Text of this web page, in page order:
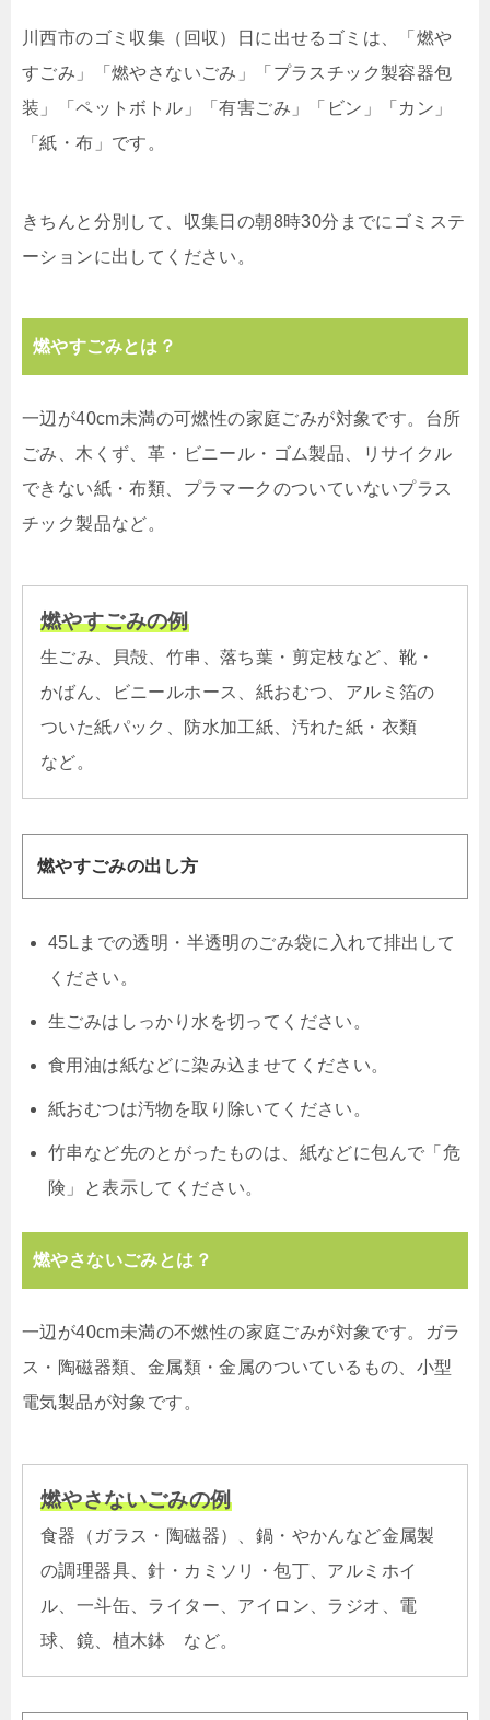
川西市のゴミ収集（回収）日に出せるゴミは、「燃や
すごみ」「燃やさないごみ」「プラスチック製容器包
装」「ペットボトル」「有害ごみ」「ビン」「カン」
「紙・布」です。
きちんと分別して、収集日の朝8時30分までにゴミステ
ーションに出してください。
燃やすごみとは？
一辺が40cm未満の可燃性の家庭ごみが対象です。台所
ごみ、木くず、革・ビニール・ゴム製品、リサイクル
できない紙・布類、プラマークのついていないプラス
チック製品など。
燃やすごみの例
生ごみ、貝殻、竹串、落ち葉・剪定枝など、靴・
かばん、ビニールホース、紙おむつ、アルミ箔の
ついた紙パック、防水加工紙、汚れた紙・衣類
など。
燃やすごみの出し方
45Lまでの透明・半透明のごみ袋に入れて排出して
ください。
生ごみはしっかり水を切ってください。
食用油は紙などに染み込ませてください。
紙おむつは汚物を取り除いてください。
竹串など先のとがったものは、紙などに包んで「危
険」と表示してください。
燃やさないごみとは？
一辺が40cm未満の不燃性の家庭ごみが対象です。ガラ
ス・陶磁器類、金属類・金属のついているもの、小型
電気製品が対象です。
燃やさないごみの例
食器（ガラス・陶磁器）、鍋・やかんなど金属製
の調理器具、針・カミソリ・包丁、アルミホイ
ル、一斗缶、ライター、アイロン、ラジオ、電
球、鏡、植木鉢 など。